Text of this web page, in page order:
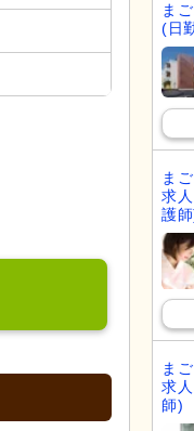
ま
(日
ま
求
護
ま
求
師)